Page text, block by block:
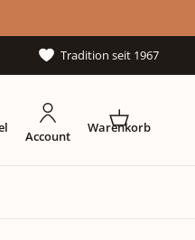
Tradition seit 1967
Account
Warenkorb